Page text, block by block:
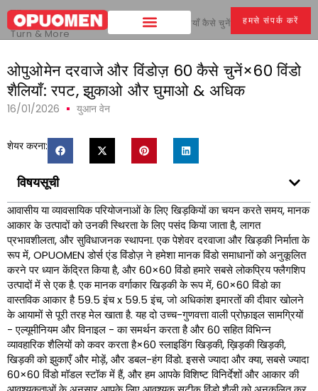
हमसे संपर्क करें
घर >
OPUOMEN दरवाजे और विंडोज़ 60x60 विंडो शैलियाँ कैसे चुनें: रपट,Tilt and
Turn & More
ओपुओमेन दरवाजे और विंडोज़ 60 कैसे चुनें×60 विंडो
शैलियाँ: रपट, झुकाओ और घुमाओ & अधिक
16/01/2026 युआन वेन
शेयर करना:
विषयसूची
आवासीय या व्यावसायिक परियोजनाओं के लिए खिड़कियों का चयन करते समय, मानक
आकार के उत्पादों को उनकी स्थिरता के लिए पसंद किया जाता है, लागत
प्रभावशीलता, और सुविधाजनक स्थापना. एक पेशेवर दरवाजा और खिड़की निर्माता के
रूप में, OPUOMEN डोर्स एंड विंडोज़ ने हमेशा मानक विंडो समाधानों को अनुकूलित
करने पर ध्यान केंद्रित किया है, और 60×60 विंडो हमारे सबसे लोकप्रिय फ्लैगशिप
उत्पादों में से एक है. एक मानक वर्गाकार खिड़की के रूप में, 60×60 विंडो का
वास्तविक आकार है 59.5 इंच x 59.5 इंच, जो अधिकांश इमारतों की दीवार खोलने
के आयामों से पूरी तरह मेल खाता है. यह दो उच्च-गुणवत्ता वाली प्रोफ़ाइल सामग्रियों
- एल्यूमीनियम और विनाइल - का समर्थन करता है और 60 सहित विभिन्न
व्यावहारिक शैलियों को कवर करता है×60 स्लाइडिंग खिड़की, ख़िड़की खिड़की,
खिड़की को झुकाएँ और मोड़ें, और डबल-हंग विंडो. इससे ज्यादा और क्या, सबसे ज्यादा
60×60 विंडो मॉडल स्टॉक में हैं, और हम आपके विशिष्ट विनिर्देशों और आकार की